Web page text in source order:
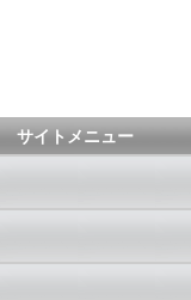
サイトメニュー